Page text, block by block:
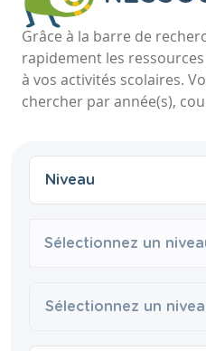
Grâce à la barre de
rapidement les
à vos activités scolaires.
chercher par année(s),
Sélectionnez un